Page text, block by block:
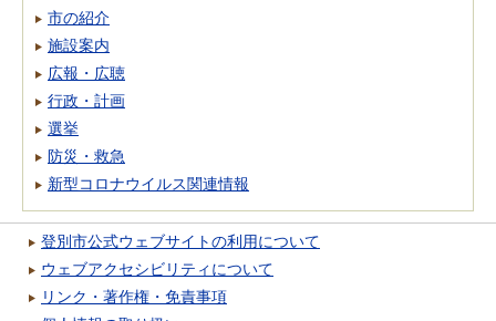
市の紹介
施設案内
広報・広聴
行政・計画
選挙
防災・救急
新型コロナウイルス関連情報
登別市公式ウェブサイトの利用について
ウェブアクセシビリティについて
リンク・著作権・免責事項